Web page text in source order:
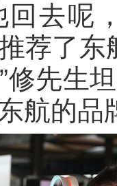
回去呢
荐了东
修先生
航的品